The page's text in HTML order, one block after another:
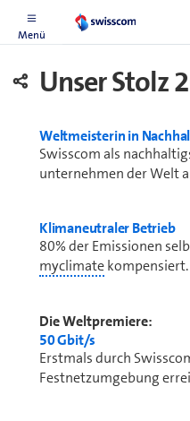
Menü
Einleitung
Unser Stolz
Weltmeisterin in
Swisscom als
unternehmen der Welt
Klimaneutraler Betrieb
80% der Emissionen
myclimatekompensiert.
Die Welt­premiere:
50 Gbit/s
Erstmals durch
Festnetzumgebung